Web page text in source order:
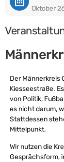
Oktober
Der
Kiesseestraße.
von Politik,
es nicht darum,
Stattdessen
Mittelpunkt.
Wir nutzen die
Gesprächsform,